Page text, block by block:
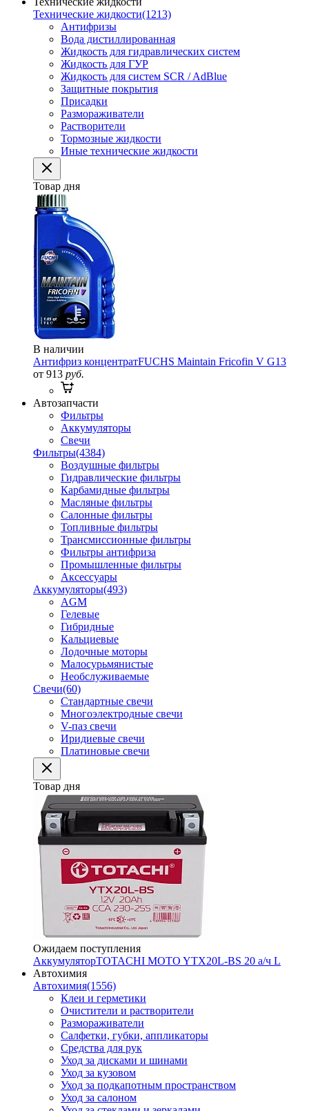
Технические жидкости(1213)
Антифризы
Вода дистиллированная
Жидкость для гидравлических систем
Жидкость для ГУР
Жидкость для систем SCR / AdBlue
Защитные покрытия
Присадки
Размораживатели
Растворители
Тормозные жидкости
Иные технические жидкости
Товар дня
В наличии
Антифриз концентратFUCHS Maintain Fricofin V G13
от 913 руб.
Автозапчасти
Фильтры
Аккумуляторы
Свечи
Фильтры(4384)
Воздушные фильтры
Гидравлические фильтры
Карбамидные фильтры
Масляные фильтры
Салонные фильтры
Топливные фильтры
Трансмиссионные фильтры
Фильтры антифриза
Промышленные фильтры
Аксессуары
Аккумуляторы(493)
AGM
Гелевые
Гибридные
Кальциевые
Лодочные моторы
Малосурьмянистые
Необслуживаемые
Свечи(60)
Стандартные свечи
Многоэлектродные свечи
V-паз свечи
Иридиевые свечи
Платиновые свечи
Товар дня
Ожидаем поступления
АккумуляторTOTACHI MOTO YTX20L-BS 20 а/ч L
Автохимия
Автохимия(1556)
Клеи и герметики
Очистители и растворители
Размораживатели
Салфетки, губки, аппликаторы
Средства для рук
Уход за дисками и шинами
Уход за кузовом
Уход за подкапотным пространством
Уход за салоном